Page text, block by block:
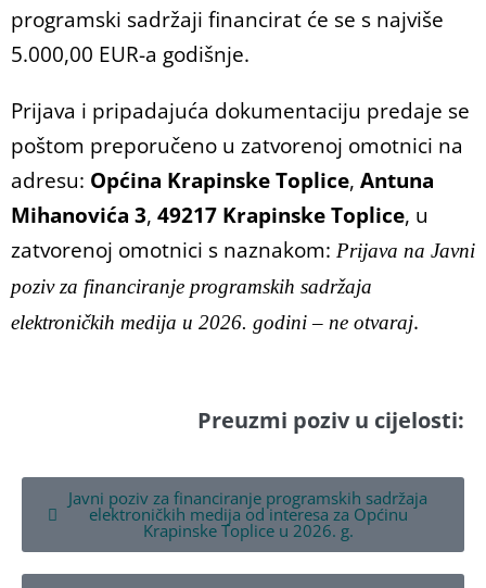
programski sadržaji financirat će se s najviše
5.000,00 EUR-a godišnje.
Prijava i pripadajuća dokumentaciju predaje se
poštom preporučeno u zatvorenoj omotnici na
adresu: Općina Krapinske Toplice, Antuna
Mihanovića 3, 49217 Krapinske Toplice, u
zatvorenoj omotnici s naznakom: Prijava na Javni
poziv za financiranje programskih sadržaja
elektroničkih medija u 2026. godini – ne otvaraj.
Preuzmi poziv u cijelosti:
Javni poziv za financiranje programskih sadržaja
elektroničkih medija od interesa za Općinu
Krapinske Toplice u 2026. g.